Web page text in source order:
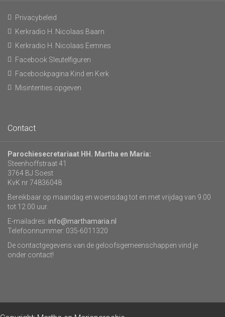
Privacybeleid
Kerkradio H. Nicolaas Baarn
Kerkradio H. Nicolaas Eemnes
Facebook Sleutelfiguren
Facebookpagina Kind en Kerk
Misintenties opgeven
Contact
Parochiesecretariaat HH. Martha en Maria:
Steenhoffstraat 41
3764 BJ Soest
KvK nr 74836048
Bereikbaar op maandag en woensdag tot en met vrijdag van 9.00
tot 12.00 uur.
E-mailadres: info@marthamaria.nl
Telefoonnummer: 035-6011320
De contactgegevens van de geloofsgemeenschappen vind je
onder contact!